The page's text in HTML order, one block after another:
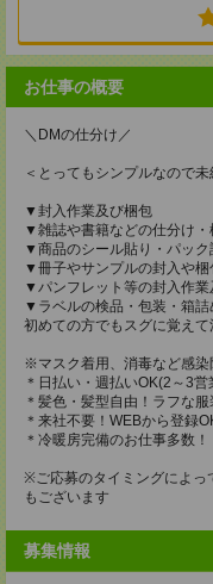
お仕事の概要
＼DMの仕分け／
＜とってもシンプルなので
▼封入作業及び梱包
▼雑誌や書籍などの仕分け・
▼商品のシール貼り・パック
▼冊子やサンプルの封入や梱
▼パンフレット等の封入作業
▼ラベルの検品・包装・箱
初めての方でもスグに覚えて
※マスク着用、消毒など感染
＊日払い・週払いOK(2～3営
＊髪色・髪型自由！ラフな
＊来社不要！WEBから登録
＊冷暖房完備のお仕事多数！
※ご応募のタイミングによっ
もございます
募集情報